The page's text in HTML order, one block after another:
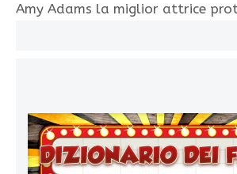
Amy Adams la miglior attrice